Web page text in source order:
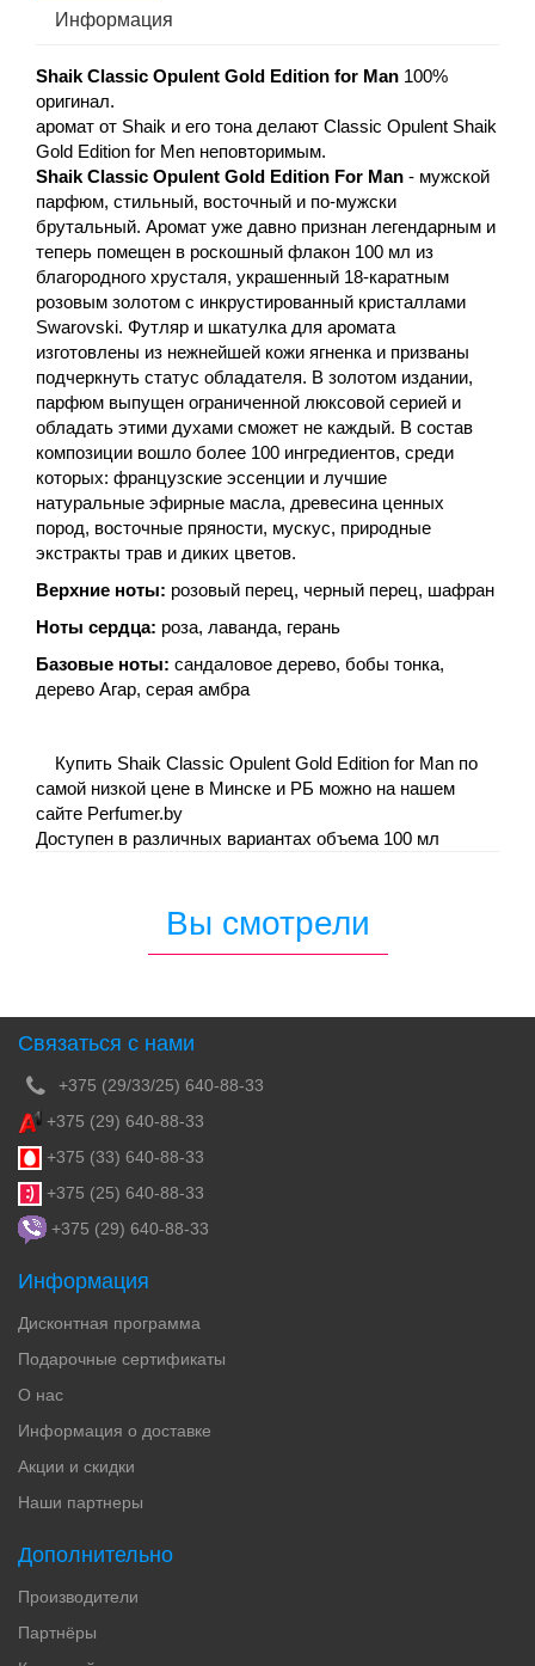
Информация
Shaik Classic Opulent Gold Edition for Man 100%
оригинал.
аромат от Shaik и его тона делают Classic Opulent Shaik
Gold Edition for Men неповторимым.
Shaik Classic Opulent Gold Edition For Man - мужской
парфюм, cтильный, восточный и по-мужски
брутальный. Аромат уже давно признан легендарным и
теперь помещен в роскошный флакон 100 мл из
благородного хрусталя, украшенный 18-каратным
розовым золотом с инкрустированный кристаллами
Swarovski. Футляр и шкатулка для аромата
изготовлены из нежнейшей кожи ягненка и призваны
подчеркнуть статус обладателя. В золотом издании,
парфюм выпущен ограниченной люксовой серией и
обладать этими духами сможет не каждый. В состав
композиции вошло более 100 ингредиентов, среди
которых: французские эссенции и лучшие
натуральные эфирные масла, древесина ценных
пород, восточные пряности, мускус, природные
экстракты трав и диких цветов.
Верхние ноты: розовый перец, черный перец, шафран
Ноты сердца: роза, лаванда, герань
Базовые ноты: сандаловое дерево, бобы тонка,
дерево Агар, серая амбра
Купить Shaik Classic Opulent Gold Edition for Man по
самой низкой цене в Минске и РБ можно на нашем
сайте Perfumer.by
Доступен в различных вариантах объема 100 мл
Вы смотрели
Связаться с нами
+375 (29/33/25) 640-88-33
+375 (29) 640-88-33
+375 (33) 640-88-33
+375 (25) 640-88-33
+375 (29) 640-88-33
Информация
Дисконтная программа
Подарочные сертификаты
О нас
Информация о доставке
Акции и скидки
Наши партнеры
Дополнительно
Производители
Партнёры